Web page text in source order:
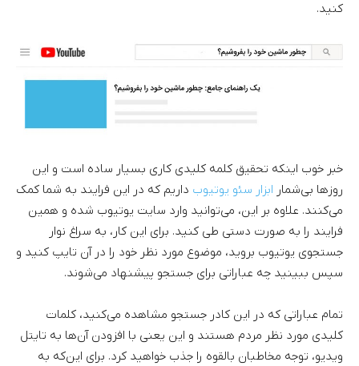
کنید.
خبر خوب اینکه تحقیق کلمه کلیدی کاری بسیار ساده است و این
روزها بی‌شمار ابزار سئو یوتیوب داریم که در این فرایند به شما کمک
می‌کنند. علاوه بر این، می‌توانید وارد سایت یوتیوب شده و همین
فرایند را به صورت دستی طی کنید. برای این کار، به سراغ نوار
جستجوی یوتیوب بروید، موضوع مورد نظر خود را در آن تایپ کنید و
سپس ببینید چه عباراتی برای جستجو پیشنهاد می‌شوند.
تمام عباراتی که در این کادر جستجو مشاهده می‌کنید، کلمات
کلیدی مورد نظر مردم هستند و این یعنی با افزودن آن‌ها به تایتل
ویدیو، توجه مخاطبان بالقوه را جذب خواهید کرد. برای این‌که به